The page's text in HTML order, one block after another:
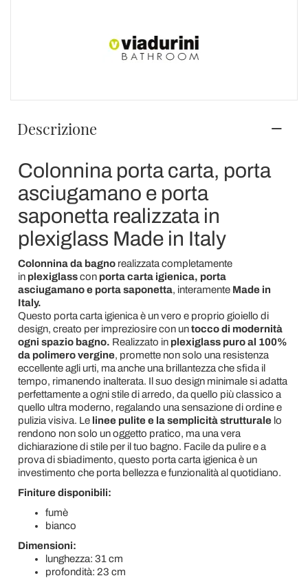
Descrizione
Colonnina porta carta, porta
asciugamano e porta
saponetta realizzata in
plexiglass Made in Italy
Colonnina da bagno realizzata completamente
inplexiglassconporta carta igienica, porta
asciugamano e porta saponetta, interamente Made in
Italy.
Questo porta carta igienica è un vero e proprio gioiello di
design, creato per impreziosire con untocco di modernità
ogni spazio bagno. Realizzato in plexiglass puro al 100%
da polimero vergine, promette non solo una resistenza
eccellente agli urti, ma anche una brillantezza che sfida il
tempo, rimanendo inalterata. Il suo design minimale si adatta
perfettamente a ogni stile di arredo, da quello più classico a
quello ultra moderno, regalando una sensazione di ordine e
pulizia visiva. Le linee pulite e la semplicità strutturalelo
rendono non solo un oggetto pratico, ma una vera
dichiarazione di stile per il tuo bagno. Facile da pulire e a
prova di sbiadimento, questo porta carta igienica è un
investimento che porta bellezza e funzionalità al quotidiano.
Finiture disponibili:
fumè
bianco
Dimensioni:
lunghezza: 31 cm
profondità: 23 cm